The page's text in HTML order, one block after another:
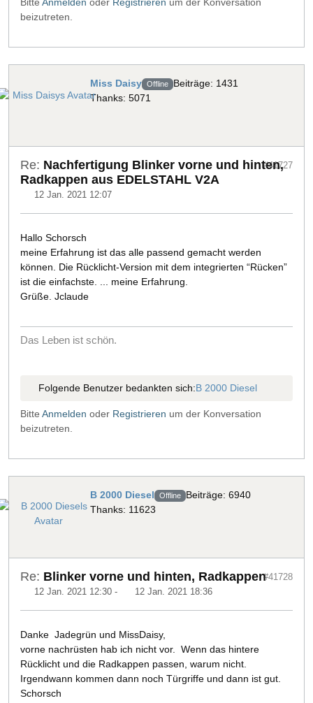
Bitte Anmelden oder Registrieren um der Konversation
beizutreten.
Miss Daisy Offline Beiträge: 1431
Thanks: 5071
Re: Nachfertigung Blinker vorne und hinten,
Radkappen aus EDELSTAHL V2A
12 Jan. 2021 12:07
#41727
Hallo Schorsch
meine Erfahrung ist das alle passend gemacht werden
können. Die Rücklicht-Version mit dem integrierten “Rücken”
ist die einfachste. ... meine Erfahrung.
Grüße. Jclaude
Das Leben ist schön.
Folgende Benutzer bedankten sich:B 2000 Diesel
Bitte Anmelden oder Registrieren um der Konversation
beizutreten.
B 2000 Diesel Offline Beiträge: 6940
Thanks: 11623
Re: Blinker vorne und hinten, Radkappen
12 Jan. 2021 12:30 - 12 Jan. 2021 18:36
#41728
Danke Jadegrün und MissDaisy,
vorne nachrüsten hab ich nicht vor. Wenn das hintere
Rücklicht und die Radkappen passen, warum nicht.
Irgendwann kommen dann noch Türgriffe und dann ist gut.
Schorsch